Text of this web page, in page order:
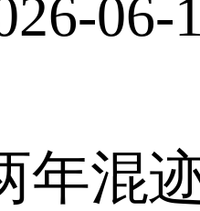
06-
混迹